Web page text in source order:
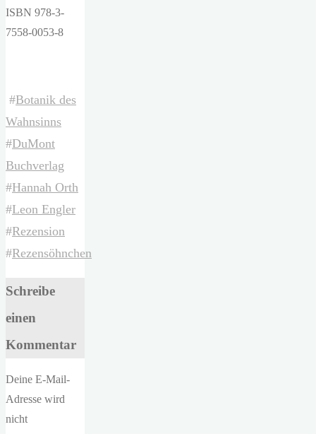
ISBN 978-3-
7558-0053-8
#Botanik des
Wahnsinns
#DuMont
Buchverlag
#Hannah Orth
#Leon Engler
#Rezension
#Rezensöhnchen
Schreibe
einen
Kommentar
Deine E-Mail-
Adresse wird
nicht